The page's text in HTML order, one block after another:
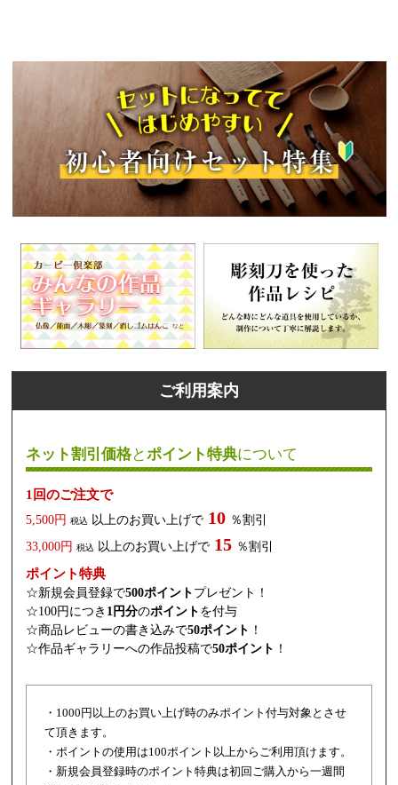
ご利用案内
ネット割引価格とポイント特典について
1回のご注文で
5,500円 税込 以上のお買い上げで 10 ％割引
33,000円 税込 以上のお買い上げで 15 ％割引
ポイント特典
☆新規会員登録で500ポイント プレゼント！
☆100円につき 1円分のポイント を付与
☆商品レビューの書き込みで50ポイント ！
☆作品ギャラリーへの作品投稿で50ポイント ！
・1000円以上のお買い上げ時のみポイント付与対象とさせ
て頂きます。
・ポイントの使用は100ポイント以上からご利用頂けます。
・新規会員登録時のポイント特典は初回ご購入から一週間